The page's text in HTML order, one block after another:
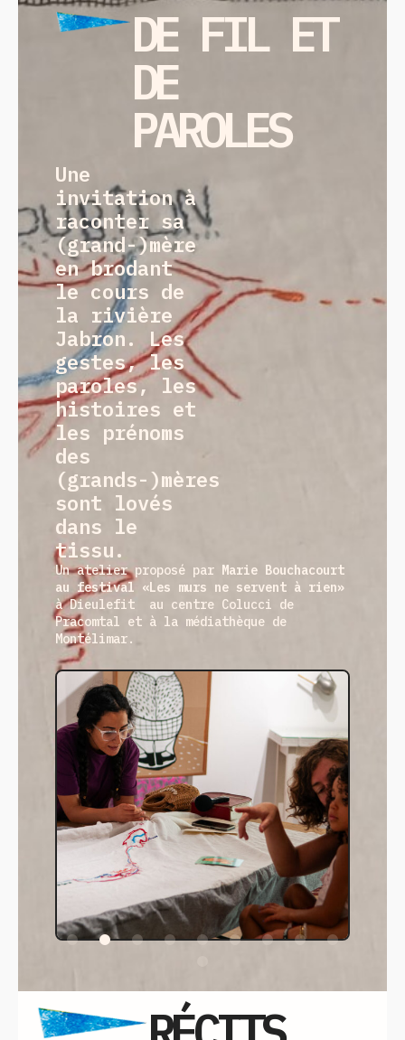
DE FIL ET
DE
PAROLES
Une
invitation à
raconter sa
(grand-)mère
en brodant
le cours de
la rivière
Jabron. Les
gestes, les
paroles, les
histoires et
les prénoms
des
(grands-)mères
sont lovés
dans le
tissu.
Un atelier proposé par Marie Bouchacourt
au festival «Les murs ne servent à rien»
à Dieulefit au centre Colucci de
Pracomtal et à la médiathèque de
Montélimar.